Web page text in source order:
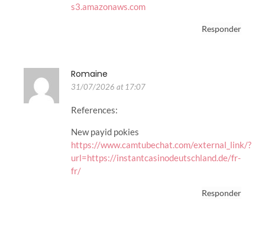
s3.amazonaws.com
Responder
Romaine
31/07/2026 at 17:07
References:
New payid pokies
https://www.camtubechat.com/external_link/?
url=https://instantcasinodeutschland.de/fr-
fr/
Responder